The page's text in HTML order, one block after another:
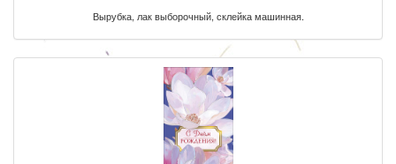
Вырубка, лак выборочный, склейка машинная.